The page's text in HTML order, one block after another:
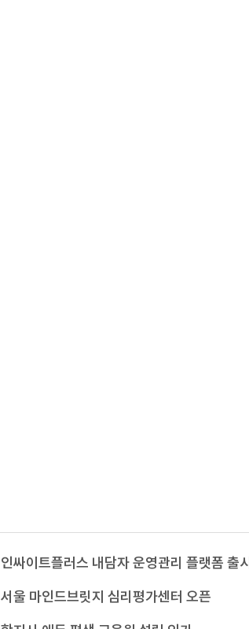
인싸이트플러스 내담자 운영관리 플랫폼 출시
서울 마인드브릿지 심리평가센터 오픈